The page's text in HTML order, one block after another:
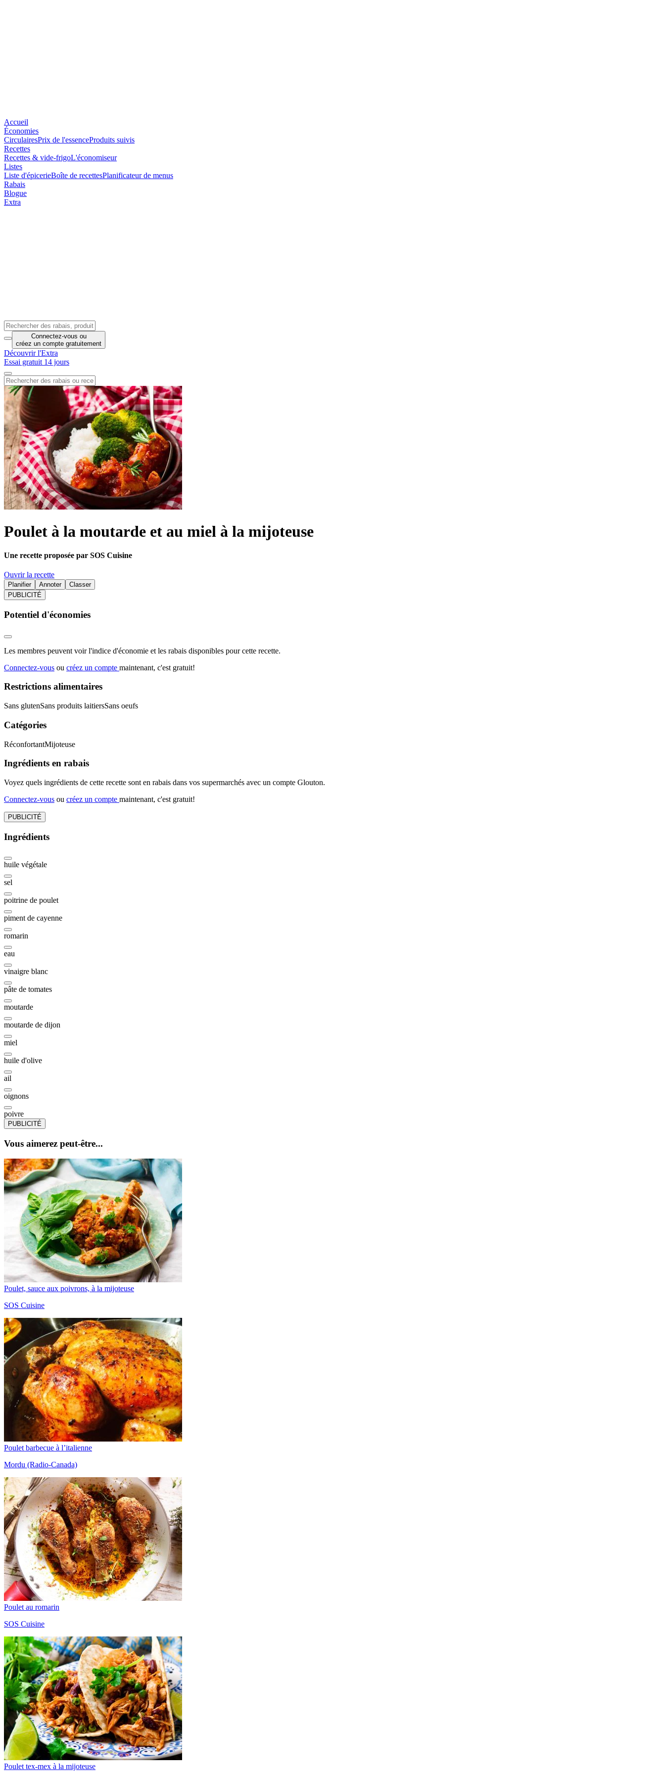
Accueil
Économies
CirculairesPrix de l'essenceProduits suivis
Recettes
Recettes & vide-frigoL'économiseur
Listes
Liste d'épicerieBoîte de recettesPlanificateur de menus
Rabais
Blogue
Extra
Connectez-vous ou
créez un compte gratuitement
Découvrir l'Extra
Essai gratuit 14 jours
Poulet à la moutarde et au miel à la mijoteuse
Une recette proposée par SOS Cuisine
Ouvrir la recette
Planifier Annoter
Classer
PUBLICITÉ
Potentiel d'économies
Les membres peuvent voir l'indice d'économie et les rabais disponibles pour cette recette.
Connectez-vous ou créez un compte maintenant, c'est gratuit!
Restrictions alimentaires
Sans glutenSans produits laitiersSans oeufs
Catégories
RéconfortantMijoteuse
Ingrédients en rabais
Voyez quels ingrédients de cette recette sont en rabais dans vos supermarchés avec un compte Glouton.
Connectez-vous ou créez un compte maintenant, c'est gratuit!
PUBLICITÉ
Ingrédients
huile végétale
sel
poitrine de poulet
piment de cayenne
romarin
eau
vinaigre blanc
pâte de tomates
moutarde
moutarde de dijon
miel
huile d'olive
ail
oignons
poivre
PUBLICITÉ
Vous aimerez peut-être...
Poulet, sauce aux poivrons, à la mijoteuse
SOS Cuisine
Poulet barbecue à l’italienne
Mordu (Radio-Canada)
Poulet au romarin
SOS Cuisine
Poulet tex-mex à la mijoteuse